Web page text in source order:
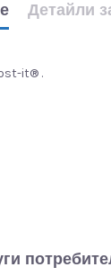
Детайли
it® .